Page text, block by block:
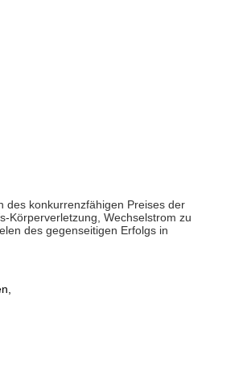
des konkurrenzfähigen Preises der
Körperverletzung, Wechselstrom zu
des gegenseitigen Erfolgs in